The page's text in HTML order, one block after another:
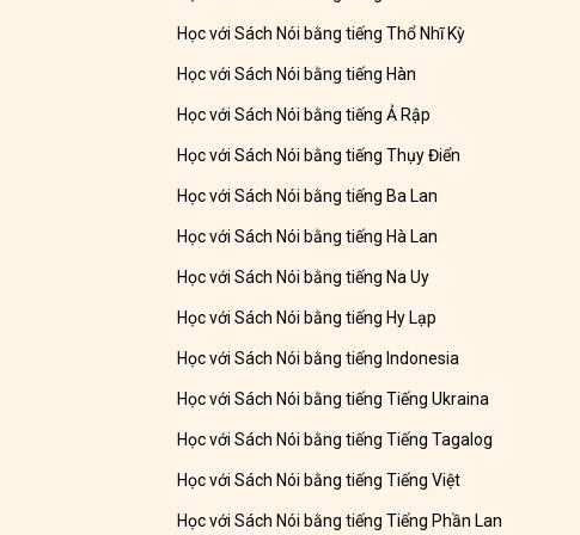
Học với Sách Nói bằng tiếng Thổ Nhĩ Kỳ
Học với Sách Nói bằng tiếng Hàn
Học với Sách Nói bằng tiếng Ả Rập
Học với Sách Nói bằng tiếng Thụy Điển
Học với Sách Nói bằng tiếng Ba Lan
Học với Sách Nói bằng tiếng Hà Lan
Học với Sách Nói bằng tiếng Na Uy
Học với Sách Nói bằng tiếng Hy Lạp
Học với Sách Nói bằng tiếng Indonesia
Học với Sách Nói bằng tiếng Tiếng Ukraina
Học với Sách Nói bằng tiếng Tiếng Tagalog
Học với Sách Nói bằng tiếng Tiếng Việt
Học với Sách Nói bằng tiếng Tiếng Phần Lan